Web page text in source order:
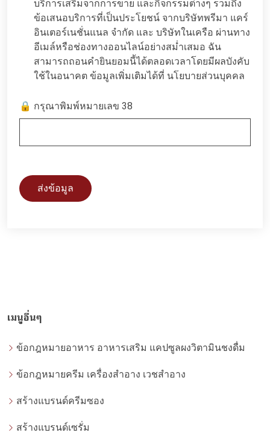
บริการเสริมจากการขาย และกิจกรรมต่างๆ รวมถึง
ข้อเสนอบริการที่เป็นประโยชน์ จากบริษัทพรีมา แคร์
อินเตอร์เนชั่นแนล จำกัด และ บริษัทในเครือ ผ่านทาง
อีเมล์หรือช่องทางออนไลน์อย่างสม่ำเสมอ ฉัน
สามารถถอนคำยินยอมนี้ได้ตลอดเวลาโดยมีผลบังคับ
ใช้ในอนาคต ข้อมูลเพิ่มเติมได้ที่ นโยบายส่วนบุคคล
🔒 กรุณาพิมพ์หมายเลข 38
ส่งข้อมูล
เมนูอื่นๆ
ข้อกฎหมายอาหาร อาหารเสริม แคปซูลผงวิตามินชงดื่ม
ข้อกฎหมายครีม เครื่องสำอาง เวชสำอาง
สร้างแบรนด์ครีมซอง
สร้างแบรนด์เซรั่ม